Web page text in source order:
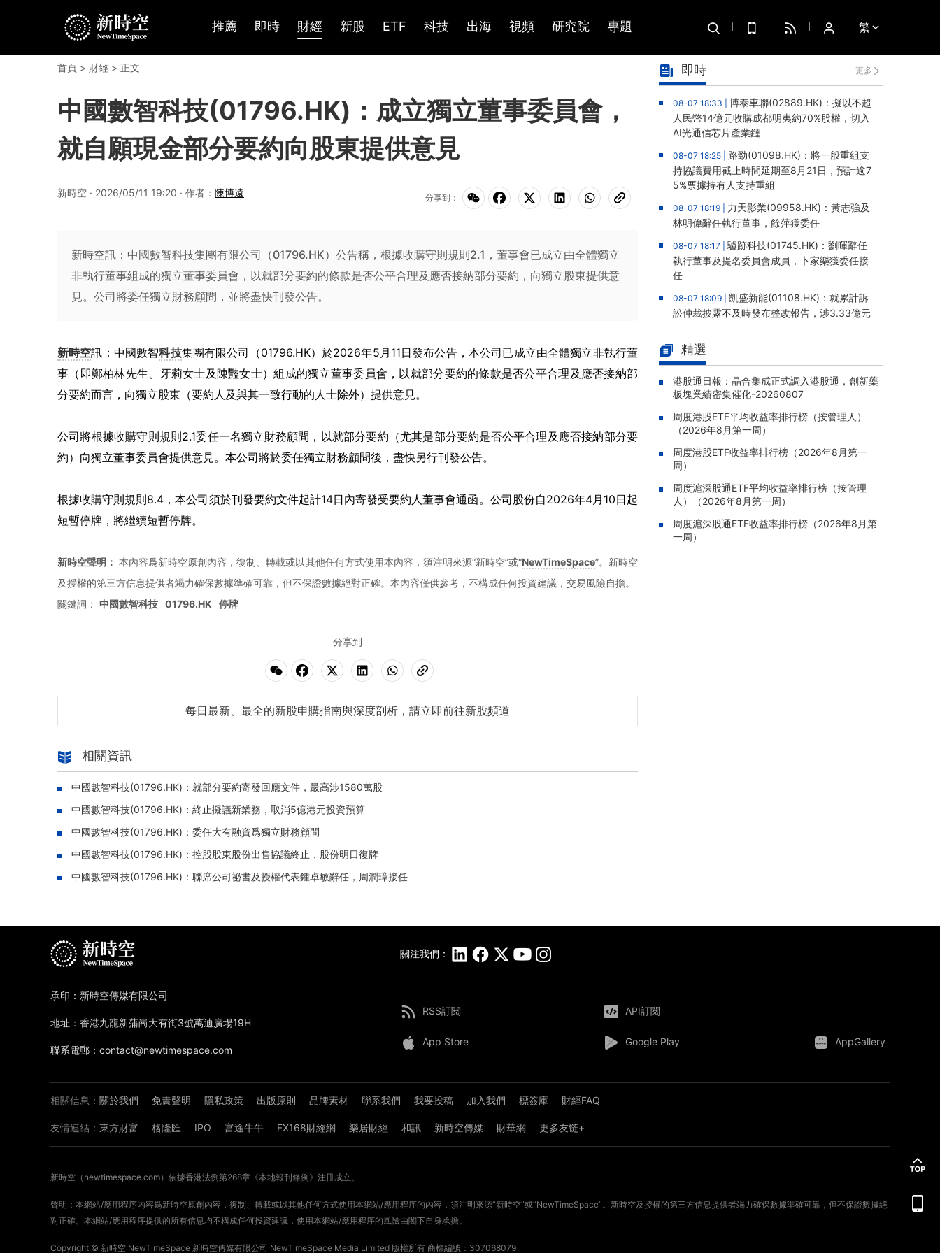
推薦 即時 財經 新股 ETF 科技 出海 視頻 研究院 專題 繁
首頁 > 財經 > 正文
中國數智科技(01796.HK)：成立獨立董事委員會，
就自願現金部分要約向股東提供意見
新時空 · 2026/05/11 19:20 · 作者： 陳博遠 分享到：
新時空訊：中國數智科技集團有限公司（01796.HK）公告稱，根據收購守則規則2.1，董事會已成立由全體獨立
非執行董事組成的獨立董事委員會，以就部分要約的條款是否公平合理及應否接納部分要約，向獨立股東提供意
見。公司將委任獨立財務顧問，並將盡快刊發公告。
新時空訊：中國數智科技集團有限公司（01796.HK）於2026年5月11日發布公告，本公司已成立由全體獨立非執行董
事（即鄭柏林先生、牙莉女士及陳豔女士）組成的獨立董事委員會，以就部分要約的條款是否公平合理及應否接納部
分要約而言，向獨立股東（要約人及與其一致行動的人士除外）提供意見。
公司將根據收購守則規則2.1委任一名獨立財務顧問，以就部分要約（尤其是部分要約是否公平合理及應否接納部分要
約）向獨立董事委員會提供意見。本公司將於委任獨立財務顧問後，盡快另行刊發公告。
根據收購守則規則8.4，本公司須於刊發要約文件起計14日內寄發受要約人董事會通函。公司股份自2026年4月10日起
短暫停牌，將繼續短暫停牌。
新時空聲明： 本內容爲新時空原創內容，復制、轉載或以其他任何方式使用本內容，須注明來源“新時空”或“NewTimeSpace”。新時空
及授權的第三方信息提供者竭力確保數據準確可靠，但不保證數據絕對正確。本內容僅供參考，不構成任何投資建議，交易風險自擔。
關鍵詞： 中國數智科技 01796.HK 停牌
分享到
每日最新、最全的新股申購指南與深度剖析，請立即前往新股頻道
相關資訊
中國數智科技(01796.HK)：就部分要約寄發回應文件，最高涉1580萬股
中國數智科技(01796.HK)：終止擬議新業務，取消5億港元投資預算
中國數智科技(01796.HK)：委任大有融資爲獨立財務顧問
中國數智科技(01796.HK)：控股股東股份出售協議終止，股份明日復牌
中國數智科技(01796.HK)：聯席公司祕書及授權代表鍾卓敏辭任，周潤璋接任
即時 更多
08-07 18:33 | 博泰車聯(02889.HK)：擬以不超
人民幣14億元收購成都明夷約70%股權，切入
AI光通信芯片產業鏈
08-07 18:25 | 路勁(01098.HK)：將一般重組支
持協議費用截止時間延期至8月21日，預計逾7
5%票據持有人支持重組
08-07 18:19 | 力天影業(09958.HK)：黃志強及
林明偉辭任執行董事，餘萍獲委任
08-07 18:17 |驢跡科技(01745.HK)：劉暉辭任
執行董事及提名委員會成員，卜家樂獲委任接
任
08-07 18:09 | 凱盛新能(01108.HK)：就累計訴
訟仲裁披露不及時發布整改報告，涉3.33億元
08-07 17:58 |
年溢利約3000萬至6000萬港元
08-07 17:55 | 港股通日報：晶合集成正式調入港
股通，創新藥板塊業績密集催化-20260807
08-07 17:52 |力天影業(09958.HK)：兩名執行
08-07 17:50 |
上市
08-07 17:48 |
協會接受債務融資工具注冊，注冊金額30億
元、額度有效期2年
精選
港股通日報：晶合集成正式調入港股通，創新藥
板塊業績密集催化-20260807
周度港股ETF平均收益率排行榜（按管理人）
（2026年8月第一周）
周度港股ETF收益率排行榜（2026年8月第一
周）
周度滬深股通ETF平均收益率排行榜（按管理
人）（2026年8月第一周）
周度滬深股通ETF收益率排行榜（2026年8月第
一周）
關注我們：
RSS訂閱 API訂閱
App Store Google Play AppGallery
相關信息： 關於我們 免責聲明 隱私政策 出版原則 品牌素材 聯系我們 我要投稿 加入我們 標簽庫 財經FAQ
友情連結： 東方財富 格隆匯 IPO 富途牛牛 FX168財經網 樂居財經 和訊 新時空傳媒 財華網 更多友链+
承印：新時空傳媒有限公司
地址：香港九龍新蒲崗大有街3號萬迪廣場19H
聯系電郵：contact@newtimespace.com
新時空（ newtimespace.com）依據香港法例第268章《本地報刊條例》注冊成立。
聲明：本網站/應用程序內容爲新時空原創內容，復制、轉載或以其他任何方式使用本網站/應用程序的內容，須注明來源“新時空”或“NewTimeSpace”。新時空及授權的第三方信息提供者竭力確保數據準確可靠，但不保證數據絕
對正確。本網站/應用程序提供的所有信息均不構成任何投資建議，使用本網站/應用程序的風險由閣下自身承擔。
Copyright © 新時空 NewTimeSpace 新時空傳媒有限公司 NewTimeSpace Media Limited 版權所有 商標編號：307068079